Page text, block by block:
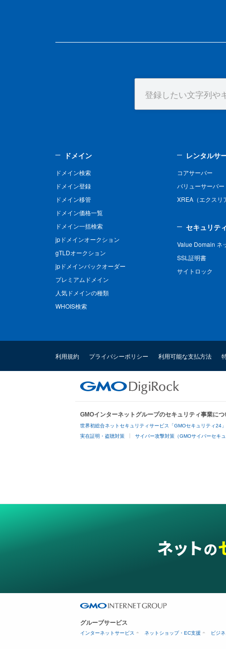
ドメイン
ドメイン検索
ドメイン登録
ドメイン移管
ドメイン価格一覧
ドメイン一括検索
jpドメインオークション
gTLDオークション
jpドメインバックオーダー
プレミアムドメイン
人気ドメインの種類
WHOIS検索
レンタルサ
コアサーバー
バリューサーバー
XREA（エクスリ
セキュリティ
Value Domain ネ
SSL証明書
サイトロック
利用規約 プライバシーポリシー 利用可能な支払方法
GMOインターネットグループのセキュリティ事業につ
世界初総合ネットセキュリティサービス「GMOセキュリティ24」
実在証明・盗聴対策 サイバー攻撃対策（GMOサイバーセキ
グループサービス
インターネットサービス ネットショップ・EC支援 ビジ